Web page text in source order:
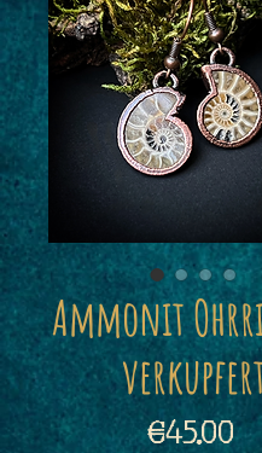
Ammonit
€45.00